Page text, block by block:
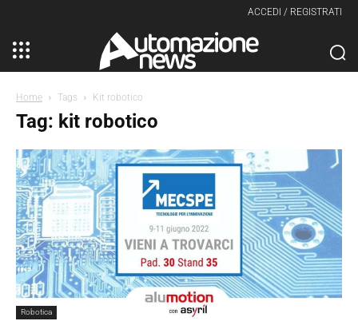
ACCEDI / REGISTRATI
Home Tags Kit robotico
Tag: kit robotico
Robotica